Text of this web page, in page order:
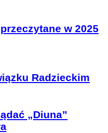
w 2025
Radzieckim
„Diuna”